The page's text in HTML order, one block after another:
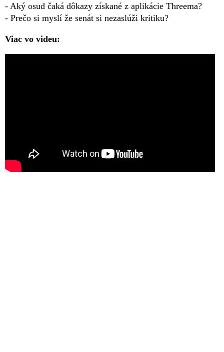
- Aký osud čaká dôkazy získané z aplikácie Threema?
- Prečo si myslí že senát si nezaslúži kritiku?
Viac vo videu: